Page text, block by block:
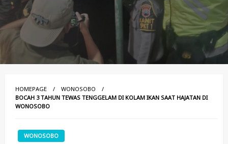
HOMEPAGE
WONOSOBO
BOCAH 3 TAHUN TEWAS TENGGELAM DI KOLAM IKAN SAAT HAJATAN DI
WONOSOBO
WONOSOBO